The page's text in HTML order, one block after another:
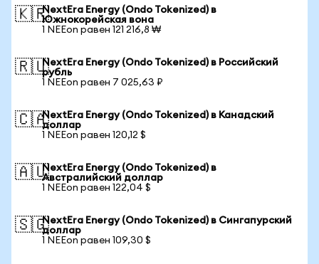
🇰🇷NextEra Energy (Ondo Tokenized) в
Южнокорейская вона
1 NEEon равен 121 216,8 ₩
🇷🇺NextEra Energy (Ondo Tokenized) в Российский
рубль
1 NEEon равен 7 025,63 ₽
🇨🇦NextEra Energy (Ondo Tokenized) в Канадский
доллар
1 NEEon равен 120,12 $
🇦🇺NextEra Energy (Ondo Tokenized) в
Австралийский доллар
1 NEEon равен 122,04 $
🇸🇬NextEra Energy (Ondo Tokenized) в Сингапурский
доллар
1 NEEon равен 109,30 $